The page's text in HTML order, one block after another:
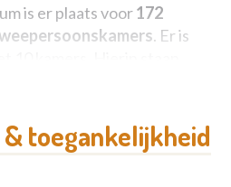
is er plaats voor172
. Er is
van leven centraal.
de kinesitherapeut,
zich elke dag in om je
toegankelijkheid